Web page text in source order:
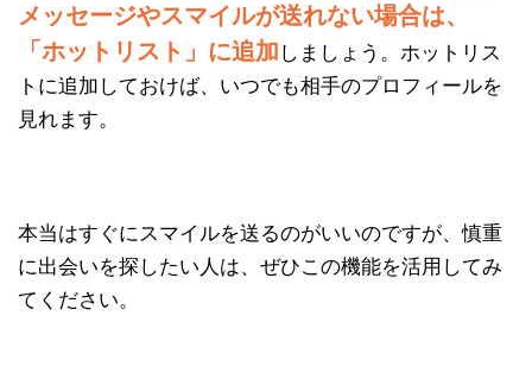
メッセージやスマイルが送れない場合は、
「ホットリスト」に追加 しましょう。ホットリス
トに追加しておけば、いつでも相手のプロフィールを
見れます。
本当はすぐにスマイルを送るのがいいのですが、慎重
に出会いを探したい人は、ぜひこの機能を活用してみ
てください。